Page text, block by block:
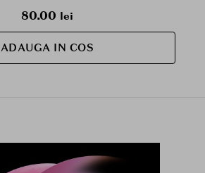
80.00 lei
ADAUGA IN COS